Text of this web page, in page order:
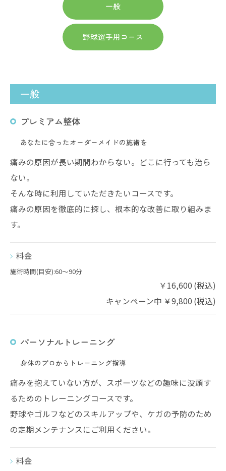
一般
野球選手用コース
一般
プレミアム整体
あなたに合ったオーダーメイドの施術を
痛みの原因が長い期間わからない。どこに行っても治ら
ない。
そんな時に利用していただきたいコースです。
痛みの原因を徹底的に探し、根本的な改善に取り組みま
す。
料金
施術時間(目安):60〜90分
￥16,600 (税込)
キャンペーン中 ￥9,800 (税込)
パーソナルトレーニング
身体のプロからトレーニング指導
痛みを抱えていない方が、スポーツなどの趣味に没頭す
るためのトレーニングコースです。
野球やゴルフなどのスキルアップや、ケガの予防のため
の定期メンテナンスにご利用ください。
料金